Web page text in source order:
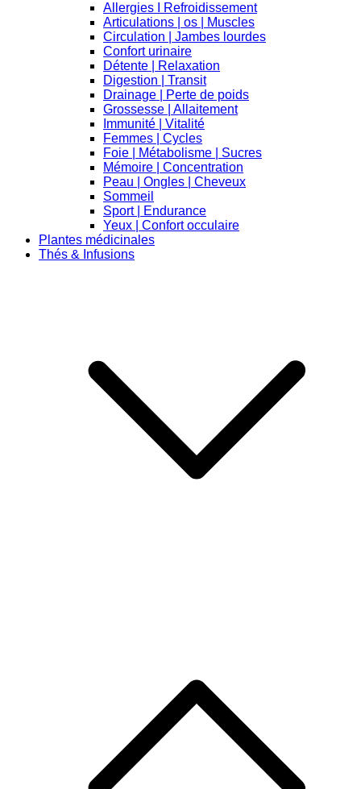
Allergies I Refroidissement
Articulations | os | Muscles
Circulation | Jambes lourdes
Confort urinaire
Détente | Relaxation
Digestion | Transit
Drainage | Perte de poids
Grossesse | Allaitement
Immunité | Vitalité
Femmes | Cycles
Foie | Métabolisme | Sucres
Mémoire | Concentration
Peau | Ongles | Cheveux
Sommeil
Sport | Endurance
Yeux | Confort occulaire
Plantes médicinales
Thés & Infusions